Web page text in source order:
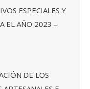
ESPECIALES Y
EL AÑO 2023 –
DE LOS